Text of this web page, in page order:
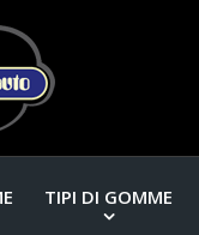
TIPI DI GOMME